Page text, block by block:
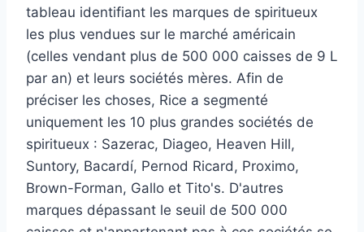
tableau identifiant les marques de spiritueux
les plus vendues sur le marché américain
(celles vendant plus de 500 000 caisses de 9 L
par an) et leurs sociétés mères. Afin de
préciser les choses, Rice a segmenté
uniquement les 10 plus grandes sociétés de
spiritueux : Sazerac, Diageo, Heaven Hill,
Suntory, Bacardí, Pernod Ricard, Proximo,
Brown-Forman, Gallo et Tito's. D'autres
marques dépassant le seuil de 500 000